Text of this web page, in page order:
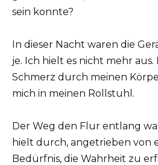
sein konnte?
In dieser Nacht waren die
je. Ich hielt es nicht mehr
Schmerz durch meinen
mich in meinen Rollstuhl.
Der Weg den Flur entlang
hielt durch, angetrieben von
Bedürfnis, die Wahrheit zu